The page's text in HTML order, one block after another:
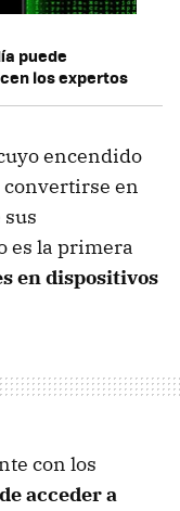
puede
los expertos
encendido
convertirse en
es la primera
en dispositivos
con los
acceder a